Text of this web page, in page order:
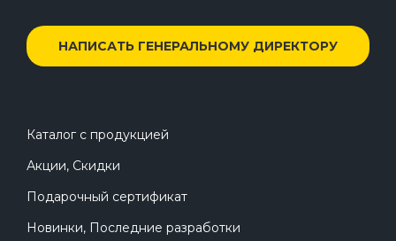
НАПИСАТЬ ГЕНЕРАЛЬНОМУ ДИРЕКТОРУ
Каталог с продукцией
Акции, Скидки
Подарочный сертификат
Новинки, Последние разработки